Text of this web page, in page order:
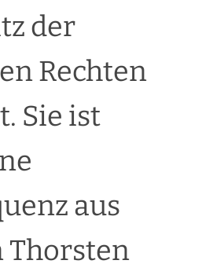
der
Rechten
Sie ist
aus
Thorsten